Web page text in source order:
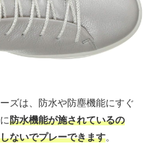
ズは、防水や防塵機能にすぐ
防水機能が施されているの
ないでプレーできます。